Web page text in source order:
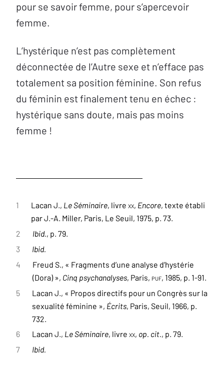
pour se savoir femme, pour s’apercevoir
femme.
L’hystérique n’est pas complètement
déconnectée de l’Autre sexe et n’efface pas
totalement sa position féminine. Son refus
du féminin est finalement tenu en échec :
hystérique sans doute, mais pas moins
femme !
1 Lacan J., Le Séminaire, livre XX, Encore, texte établi
par J.-A. Miller, Paris, Le Seuil, 1975, p. 73.
2
Ibid., p. 79.
3
Ibid.
4
Freud S., « Fragments d’une analyse d’hystérie
(Dora) », Cinq psychanalyses, Paris, PUF, 1985, p. 1-91.
5
Lacan J., « Propos directifs pour un Congrès sur la
sexualité féminine », Écrits, Paris, Seuil, 1966, p.
732.
6
Lacan J., Le Séminaire, livre XX, op. cit., p. 79.
7
Ibid.